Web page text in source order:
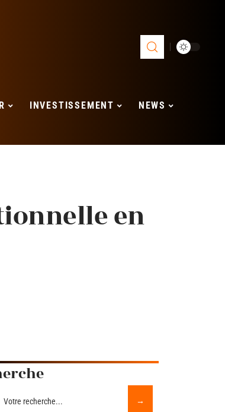
INVESTISSEMENT NEWS
en